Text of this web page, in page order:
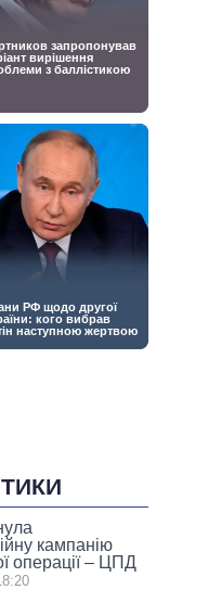
кампанію
операції – ЦПД